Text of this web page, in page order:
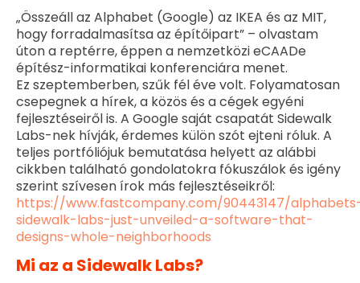
Csapatunk
Kapcsolat
„Összeáll az Alphabet (Google) az IKEA és az MIT,
hogy forradalmasítsa az építőipart” – olvastam
úton a reptérre, éppen a nemzetközi eCAADe
építész-informatikai konferenciára menet.
Ez szeptemberben, szűk fél éve volt. Folyamatosan
csepegnek a hírek, a közös és a cégek egyéni
fejlesztéseiről is. A Google saját csapatát Sidewalk
Labs-nek hívják, érdemes külön szót ejteni róluk. A
teljes portfóliójuk bemutatása helyett az alábbi
cikkben található gondolatokra fókuszálok és igény
szerint szívesen írok más fejlesztéseikről:
https://www.fastcompany.com/90443147/
sidewalk-labs-just-unveiled-a-software-that-
designs-whole-neighborhoods
Mi az a Sidewalk Labs?